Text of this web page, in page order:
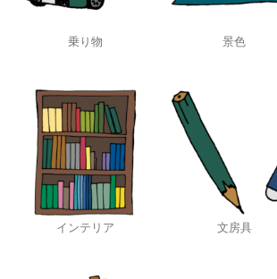
乗り物 景色
インテリア 文房具